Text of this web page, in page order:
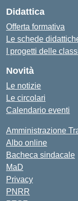
Didattica
Offerta formativa
Le schede
I progetti delle
Novità
Le notizie
Le circolari
Calendario eventi
Amministrazione
Albo online
Bacheca sindacale
MaD
Privacy
PNRR